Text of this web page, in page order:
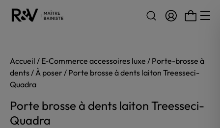
Accueil / E-Commerce accessoires luxe / Porte-brosse à
dents/À poser / Porte brosse à dents laiton Treesseci-
Quadra
Porte brosse à dents laiton Treesseci-
Quadra